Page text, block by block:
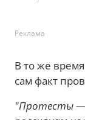
Реклама
В то же
сам факт
"Протесты —